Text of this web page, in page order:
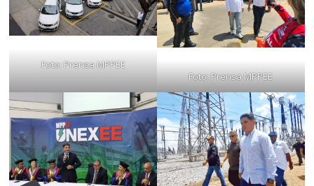
Foto: Prensa MPPEE
Foto: Prensa MPPEE